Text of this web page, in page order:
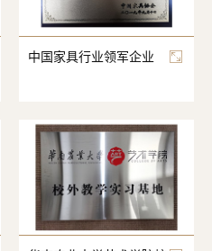
中国家具行业领军企业